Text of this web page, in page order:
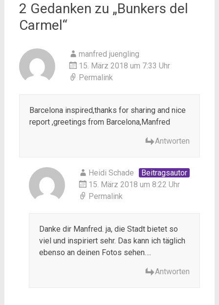
2 Gedanken zu „Bunkers del
Carmel“
manfred juengling
15. März 2018 um 7:33 Uhr
Permalink
Barcelona inspired,thanks for sharing and nice
report ,greetings from Barcelona,Manfred
Antworten
Heidi Schade
Beitragsautor
15. März 2018 um 8:22 Uhr
Permalink
Danke dir Manfred. ja, die Stadt bietet so
viel und inspiriert sehr. Das kann ich täglich
ebenso an deinen Fotos sehen….
Antworten